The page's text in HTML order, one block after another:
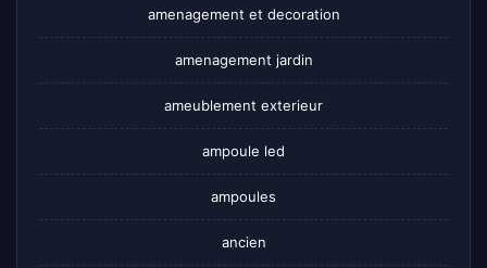
amenagement et decoration
amenagement jardin
ameublement exterieur
ampoule led
ampoules
ancien